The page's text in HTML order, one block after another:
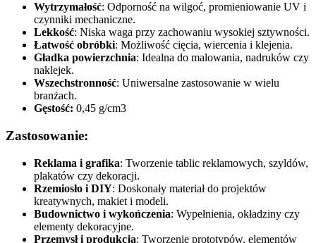
Wytrzymałość: Odporność na wilgoć, promieniowanie UV i
czynniki mechaniczne.
Lekkość: Niska waga przy zachowaniu wysokiej sztywności.
Łatwość obróbki: Możliwość cięcia, wiercenia i klejenia.
Gładka powierzchnia: Idealna do malowania, nadruków czy
naklejek.
Wszechstronność: Uniwersalne zastosowanie w wielu
branżach.
Gęstość: 0,45 g/cm3
Zastosowanie:
Reklama i grafika: Tworzenie tablic reklamowych, szyldów,
plakatów czy dekoracji.
Rzemiosło i DIY: Doskonały materiał do projektów
kreatywnych, makiet i modeli.
Budownictwo i wykończenia: Wypełnienia, okładziny czy
elementy dekoracyjne.
Przemysł i produkcja: Tworzenie prototypów, elementów